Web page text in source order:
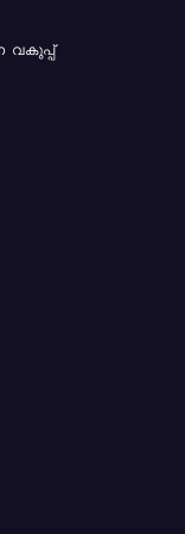
വകുപ്പ്